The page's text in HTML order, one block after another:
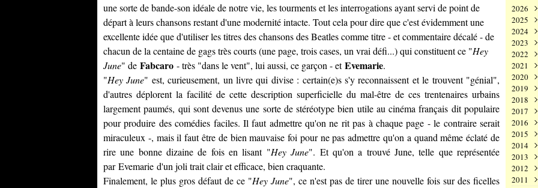
une sorte de bande-son idéale de notre vie, les tourments et les interrogations ayant servi de point de
départ à leurs chansons restant d'une modernité intacte. Tout cela pour dire que c'est évidemment une
excellente idée que d'utiliser les titres des chansons des Beatles comme titre - et commentaire décalé - de
chacun de la centaine de gags très courts (une page, trois cases, un vrai défi...) qui constituent ce "Hey
June" de Fabcaro - très "dans le vent", lui aussi, ce garçon - etEvemarie.
"Hey June" est, curieusement, un livre qui divise : certain(e)s s'y reconnaissent et le trouvent "génial",
d'autres déplorent la facilité de cette description superficielle du mal-être de ces trentenaires urbains
largement paumés, qui sont devenus une sorte de stéréotype bien utile au cinéma français dit populaire
pour produire des comédies faciles. Il faut admettre qu'on ne rit pas à chaque page - le contraire serait
miraculeux -, mais il faut être de bien mauvaise foi pour ne pas admettre qu'on a quand même éclaté de
rire une bonne dizaine de fois en lisant "Hey June". Et qu'on a trouvé June, telle que représentée
parEvemarie d'un joli trait clair et efficace, bien craquante.
Finalement, le plus gros défaut de ce "Hey June", ce n'est pas de tirer une nouvelle fois sur des ficelles
2026
Août
Juillet
Juin
Mai
Avril
Mars
2025
Août
Juillet
Juin
Mai
Avril
Mars
2024
Août
Juillet
Juin
Mai
Avril
Mars
2023
Août
Juillet
Juin
Mai
Avril
Mars
2022
Août
Juillet
Juin
Mai
Avril
Mars
2021
Août
Juillet
Juin
Mai
Avril
Mars
2020
Août
Juillet
Juin
Mai
Avril
2019
Août
Juillet
Juin
Mai
2018
Août
Juillet
Juin
2017
Août
Juillet
2016
Août
2015
2014
2013
2012
2011